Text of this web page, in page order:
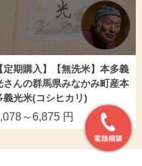
【定期購入】【無洗米】本多義
さんの群馬県みなかみ町産本
義光米(コシヒカリ)
～6,875 円